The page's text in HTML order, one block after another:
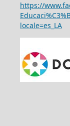
https://
locale=es_LA